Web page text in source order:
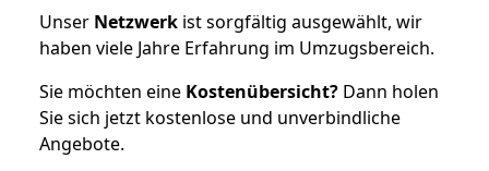
Unser Netzwerk ist sorgfältig ausgewählt, wir
haben viele Jahre Erfahrung im Umzugsbereich.
Sie möchten eine Kostenübersicht? Dann holen
Sie sich jetzt kostenlose und unverbindliche
Angebote.